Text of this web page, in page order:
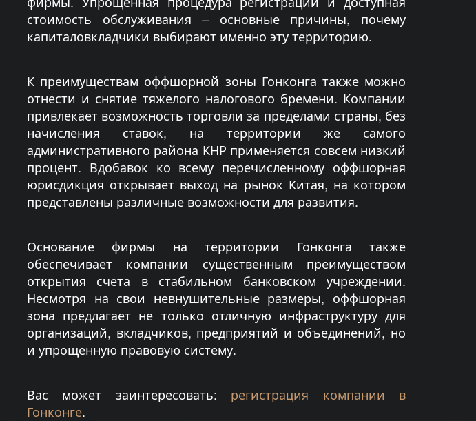
стоимость обслуживания – основные причины, почему
капиталовкладчики выбирают именно эту территорию.
К преимуществам оффшорной зоны Гонконга также можно
отнести и снятие тяжелого налогового бремени. Компании
привлекает возможность торговли за пределами страны, без
начисления ставок, на территории же самого
административного района КНР применяется совсем низкий
процент. Вдобавок ко всему перечисленному оффшорная
юрисдикция открывает выход на рынок Китая, на котором
представлены различные возможности для развития.
Основание фирмы на территории Гонконга также
обеспечивает компании существенным преимуществом
открытия счета в стабильном банковском учреждении.
Несмотря на свои невнушительные размеры, оффшорная
зона предлагает не только отличную инфраструктуру для
организаций, вкладчиков, предприятий и объединений, но
и упрощенную правовую систему.
Вас может заинтересовать: регистрация компании в
Гонконге.